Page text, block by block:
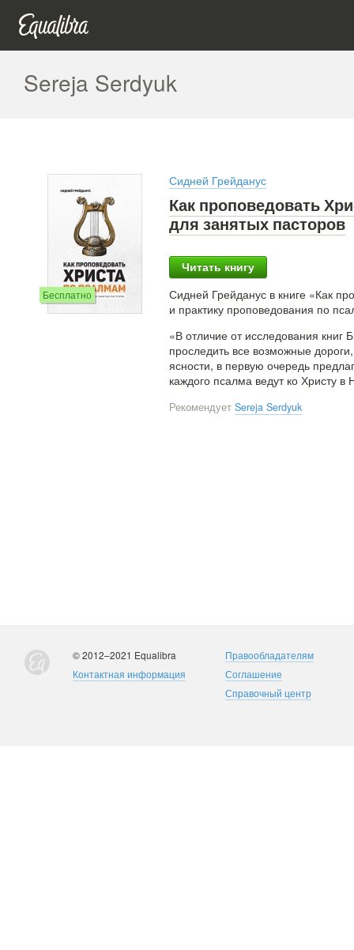
Sereja Serdyuk
Бесплатно
Сидней Грейданус
Как проповедовать
для занятых пасторов
Читать книгу
Сидней Грейданус в книге «Как
и практику проповедования по
«В отличие от исследования книг
проследить все возможные
ясности, в первую очередь
каждого псалма ведут ко Христу
Рекомендует Sereja Serdyuk
© 2012–2021 Equalibra
Контактная информация
Правообладателям
Соглашение
Справочный центр